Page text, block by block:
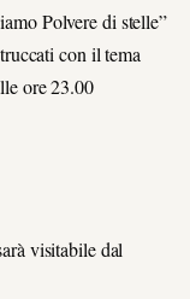
Polvere di stelle”
con il tema
ore 23.00
visitabile dal